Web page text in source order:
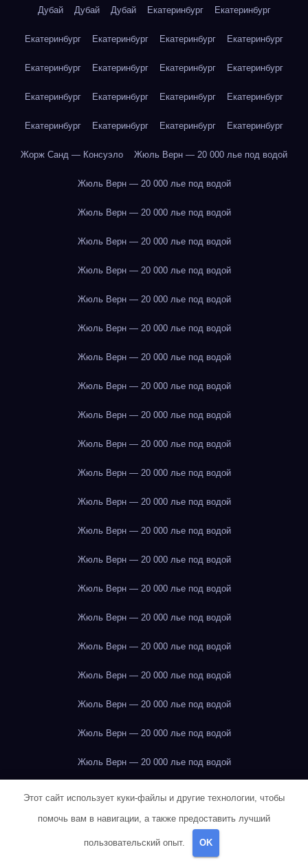
Дубай Дубай Дубай Екатеринбург Екатеринбург
Екатеринбург Екатеринбург Екатеринбург Екатеринбург
Екатеринбург Екатеринбург Екатеринбург Екатеринбург
Екатеринбург Екатеринбург Екатеринбург Екатеринбург
Екатеринбург Екатеринбург Екатеринбург Екатеринбург
Жорж Санд — Консуэло Жюль Верн — 20 000 лье под водой
Жюль Верн — 20 000 лье под водой
Жюль Верн — 20 000 лье под водой
Жюль Верн — 20 000 лье под водой
Жюль Верн — 20 000 лье под водой
Жюль Верн — 20 000 лье под водой
Жюль Верн — 20 000 лье под водой
Жюль Верн — 20 000 лье под водой
Жюль Верн — 20 000 лье под водой
Жюль Верн — 20 000 лье под водой
Жюль Верн — 20 000 лье под водой
Жюль Верн — 20 000 лье под водой
Жюль Верн — 20 000 лье под водой
Жюль Верн — 20 000 лье под водой
Жюль Верн — 20 000 лье под водой
Жюль Верн — 20 000 лье под водой
Жюль Верн — 20 000 лье под водой
Жюль Верн — 20 000 лье под водой
Жюль Верн — 20 000 лье под водой
Жюль Верн — 20 000 лье под водой
Жюль Верн — 20 000 лье под водой
Жюль Верн — 20 000 лье под водой
Жюль Верн — 20 000 лье под водой
Жюль Верн — 20 000 лье под водой
Этот сайт использует куки-файлы и другие технологии, чтобы
помочь вам в навигации, а также предоставить лучший
пользовательский опыт. OK